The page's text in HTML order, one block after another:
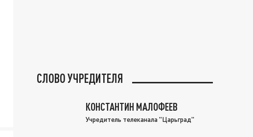
СЛОВО УЧРЕДИТЕЛЯ
КОНСТАНТИН МАЛОФЕЕВ
Учредитель телеканала "Царьград"